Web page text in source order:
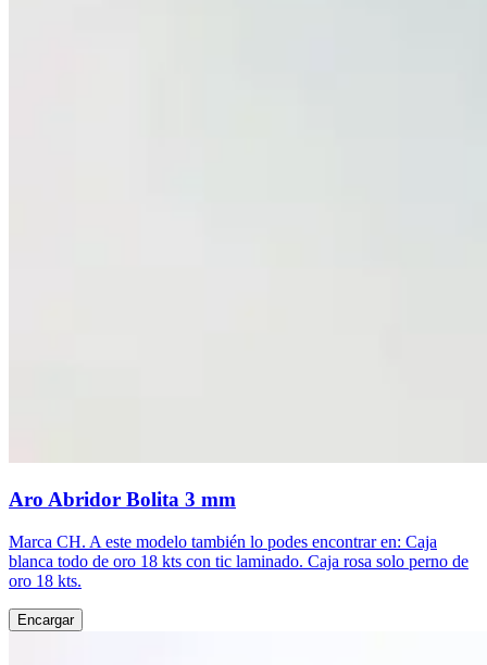
Aro Abridor Bolita 3 mm
Marca CH. A este modelo también lo podes encontrar en: Caja
blanca todo de oro 18 kts con tic laminado. Caja rosa solo perno de
oro 18 kts.
Encargar